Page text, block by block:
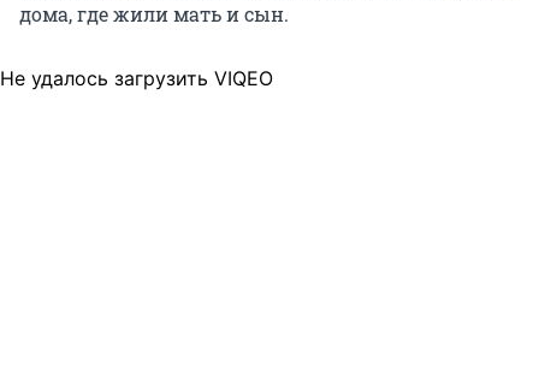
дома, где жили мать и сын.
Не удалось загрузить VIQEO